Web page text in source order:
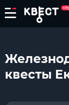
квесты